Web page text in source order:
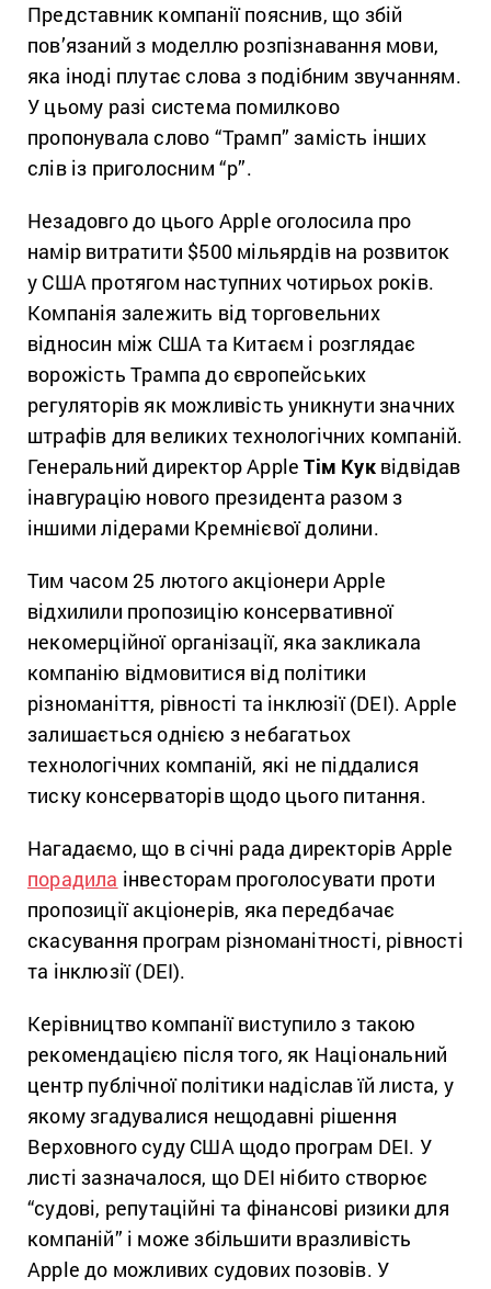
Представник компанії пояснив, що збій
пов’язаний з моделлю розпізнавання мови,
яка іноді плутає слова з подібним звучанням.
У цьому разі система помилково
пропонувала слово “Трамп” замість інших
слів із приголосним “р”.
Незадовго до цього Apple оголосила про
намір витратити $500 мільярдів на розвиток
у США протягом наступних чотирьох років.
Компанія залежить від торговельних
відносин між США та Китаєм і розглядає
ворожість Трампа до європейських
регуляторів як можливість уникнути значних
штрафів для великих технологічних компаній.
Генеральний директор AppleТім Куквідвідав
інавгурацію нового президента разом з
іншими лідерами Кремнієвої долини.
Тим часом 25 лютого акціонери Apple
відхилили пропозицію консервативної
некомерційної організації, яка закликала
компанію відмовитися від політики
різноманіття, рівності та інклюзії (DEI). Apple
залишається однією з небагатьох
технологічних компаній, які не піддалися
тиску консерваторів щодо цього питання.
Нагадаємо, що в січні рада директорів Apple
порадила інвесторам проголосувати проти
пропозиції акціонерів, яка передбачає
скасування програм різноманітності, рівності
та інклюзії (DEI).
Керівництво компанії виступило з такою
рекомендацією після того, як Національний
центр публічної політики надіслав їй листа, у
якому згадувалися нещодавні рішення
Верховного суду США щодо програм DEI. У
листі зазначалося, що DEI нібито створює
“судові, репутаційні та фінансові ризики для
компаній” і може збільшити вразливість
Apple до можливих судових позовів. У